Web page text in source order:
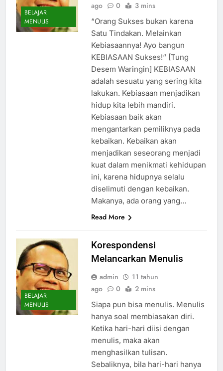
BELAJAR
MENULIS
ago
0 3 mins
“Orang Sukses bukan karena
Satu Tindakan. Melainkan
Kebiasaannya! Ayo bangun
KEBIASAAN Sukses!“ [Tung
Desem Waringin] KEBIASAAN
adalah sesuatu yang sering kita
lakukan. Kebiasaan menjadikan
hidup kita lebih mandiri.
Kebiasaan baik akan
mengantarkan pemiliknya pada
kebaikan. Kebaikan akan
menjadikan seseorang menjadi
kuat dalam menikmati kehidupan
ini, karena hidupnya selalu
diselimuti dengan kebaikan.
Makanya, ada orang yang…
Read More
BELAJAR
MENULIS
Korespondensi
Melancarkan Menulis
admin
11 tahun
ago
0 2 mins
Siapa pun bisa menulis. Menulis
hanya soal membiasakan diri.
Ketika hari-hari diisi dengan
menulis, maka akan
menghasilkan tulisan.
Sebaliknya, bila hari-hari hanya